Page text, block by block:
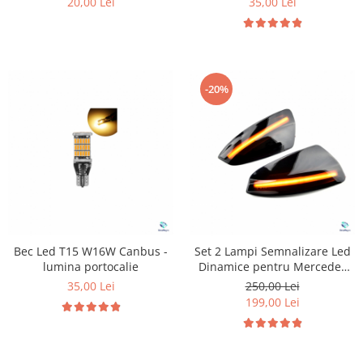
Bec Led T15 W16W Canbus -
lumina portocalie
35,00 Lei
-20%
Set 2 Lampi Semnalizare Led
Dinamice pentru Mercedes
W204
250,00 Lei
199,00 Lei